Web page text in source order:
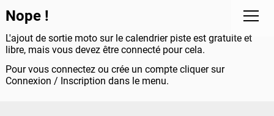
Nope !
L'ajout de sortie moto sur le calendrier piste est gratuite et
libre, mais vous devez être connecté pour cela.
Pour vous connectez ou crée un compte cliquer sur
Connexion / Inscription dans le menu.